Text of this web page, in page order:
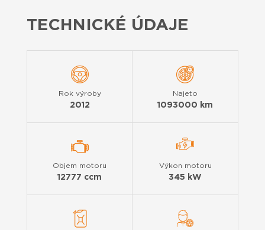
TECHNICKÉ ÚDAJE
Rok výroby
2012
Najeto
1093000 km
Objem motoru
12777 ccm
Výkon motoru
345 kW